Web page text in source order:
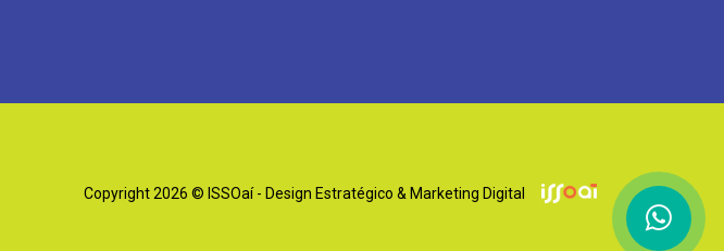
Copyright 2026 © ISSOaí - Design Estratégico & Marketing Digital